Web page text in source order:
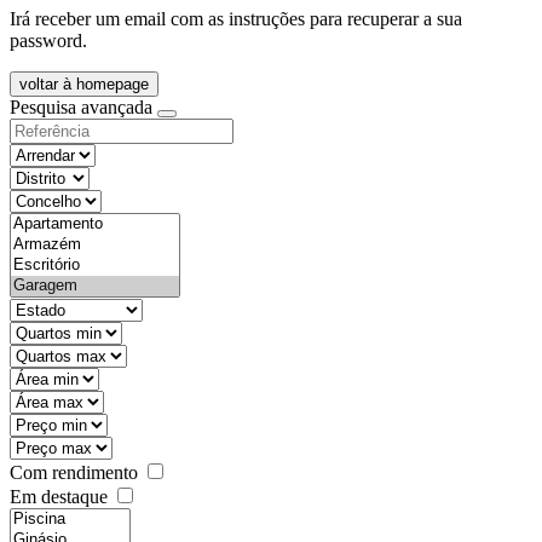
Irá receber um email com as instruções para recuperar a sua
password.
voltar à homepage
Pesquisa avançada
objective
districtId
countyId
types
state
mintypo
maxtypo
minarea
maxarea
minprice
maxprice
Com rendimento
Em destaque
features